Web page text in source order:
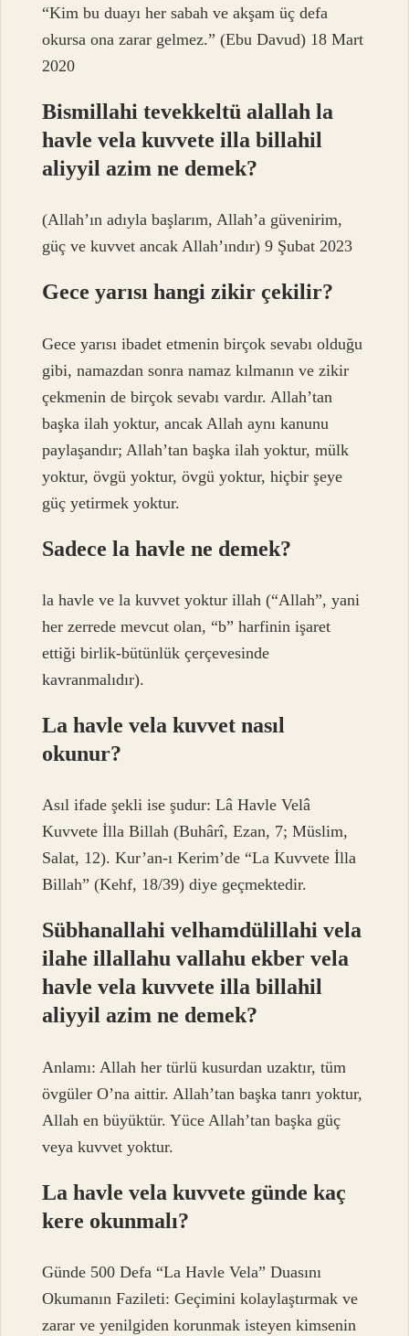
“Kim bu duayı her sabah ve akşam üç defa
okursa ona zarar gelmez.” (Ebu Davud) 18 Mart
2020
Bismillahi tevekkeltü alallah la
havle vela kuvvete illa billahil
aliyyil azim ne demek?
(Allah’ın adıyla başlarım, Allah’a güvenirim,
güç ve kuvvet ancak Allah’ındır) 9 Şubat 2023
Gece yarısı hangi zikir çekilir?
Gece yarısı ibadet etmenin birçok sevabı olduğu
gibi, namazdan sonra namaz kılmanın ve zikir
çekmenin de birçok sevabı vardır. Allah’tan
başka ilah yoktur, ancak Allah aynı kanunu
paylaşandır; Allah’tan başka ilah yoktur, mülk
yoktur, övgü yoktur, övgü yoktur, hiçbir şeye
güç yetirmek yoktur.
Sadece la havle ne demek?
la havle ve la kuvvet yoktur illah (“Allah”, yani
her zerrede mevcut olan, “b” harfinin işaret
ettiği birlik-bütünlük çerçevesinde
kavranmalıdır).
La havle vela kuvvet nasıl
okunur?
Asıl ifade şekli ise şudur: Lâ Havle Velâ
Kuvvete İlla Billah (Buhârî, Ezan, 7; Müslim,
Salat, 12). Kur’an-ı Kerim’de “La Kuvvete İlla
Billah” (Kehf, 18/39) diye geçmektedir.
Sübhanallahi velhamdülillahi vela
ilahe illallahu vallahu ekber vela
havle vela kuvvete illa billahil
aliyyil azim ne demek?
Anlamı: Allah her türlü kusurdan uzaktır, tüm
övgüler O’na aittir. Allah’tan başka tanrı yoktur,
Allah en büyüktür. Yüce Allah’tan başka güç
veya kuvvet yoktur.
La havle vela kuvvete günde kaç
kere okunmalı?
Günde 500 Defa “La Havle Vela” Duasını
Okumanın Fazileti: Geçimini kolaylaştırmak ve
zarar ve yenilgiden korunmak isteyen kimsenin